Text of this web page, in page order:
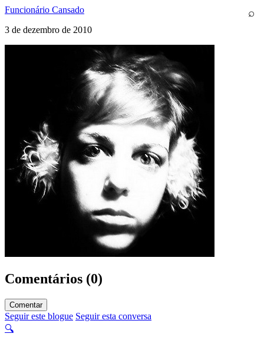
⌕
Funcionário Cansado
3 de dezembro de 2010
Comentários (0)
Comentar
Seguir este blogue Seguir esta conversa
🔍